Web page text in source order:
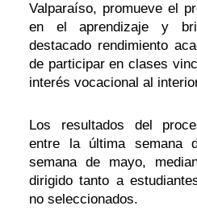
Valparaíso, promueve el
en el aprendizaje y
destacado rendimiento
de participar en clases
interés vocacional al
Los resultados del
entre la última semana
semana de mayo,
dirigido tanto a
no seleccionados.